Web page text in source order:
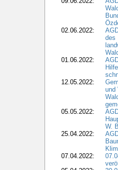
02.06.2022:
des
01.06.2022:
12.05.2022:
und
05.05.2022:
W.
25.04.2022:
07.04.2022: